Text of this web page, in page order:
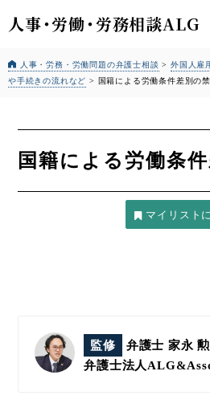
人事・労働・労務相談ALG
人事・労務・労働問題の弁護士相談 >外国人雇
や手続きの流れなど > 国籍による労働条件差別の
国籍による労働条
監修
弁護士 家永 勲
弁護士法人